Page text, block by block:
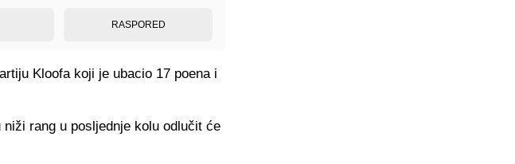
RASPORED
Kloofa koji je ubacio 17 poena i
rang u posljednje kolu odlučit će